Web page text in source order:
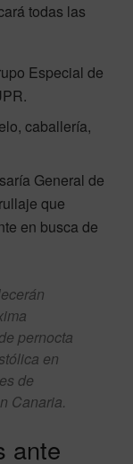
todas las
Especial de
caballería,
General de
que
en busca de
pernocta
en
de
Canaria.
ante